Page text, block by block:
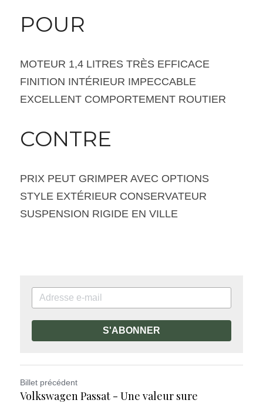
POUR
MOTEUR 1,4 LITRES TRÈS EFFICACE
FINITION INTÉRIEUR IMPECCABLE
EXCELLENT COMPORTEMENT ROUTIER
CONTRE
PRIX PEUT GRIMPER AVEC OPTIONS
STYLE EXTÉRIEUR CONSERVATEUR
SUSPENSION RIGIDE EN VILLE
S'ABONNER
Billet précédent
Volkswagen Passat - Une valeur sure